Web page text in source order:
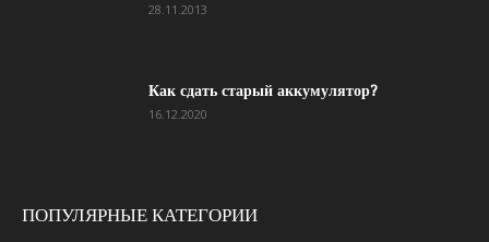
28.11.2013
Как сдать старый аккумулятор?
16.12.2020
ПОПУЛЯРНЫЕ КАТЕГОРИИ